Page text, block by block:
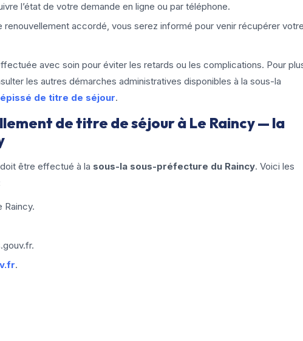
l’état de votre demande en ligne ou par téléphone.
renouvellement accordé, vous serez informé pour venir récupérer
avec soin pour éviter les retards ou les complications. Pour
les autres démarches administratives disponibles à la sous-la
de titre de séjour.
de titre de séjour à Le Raincy — la
être effectué à la sous-la sous-préfecture du Raincy. Voici les
Raincy.
.